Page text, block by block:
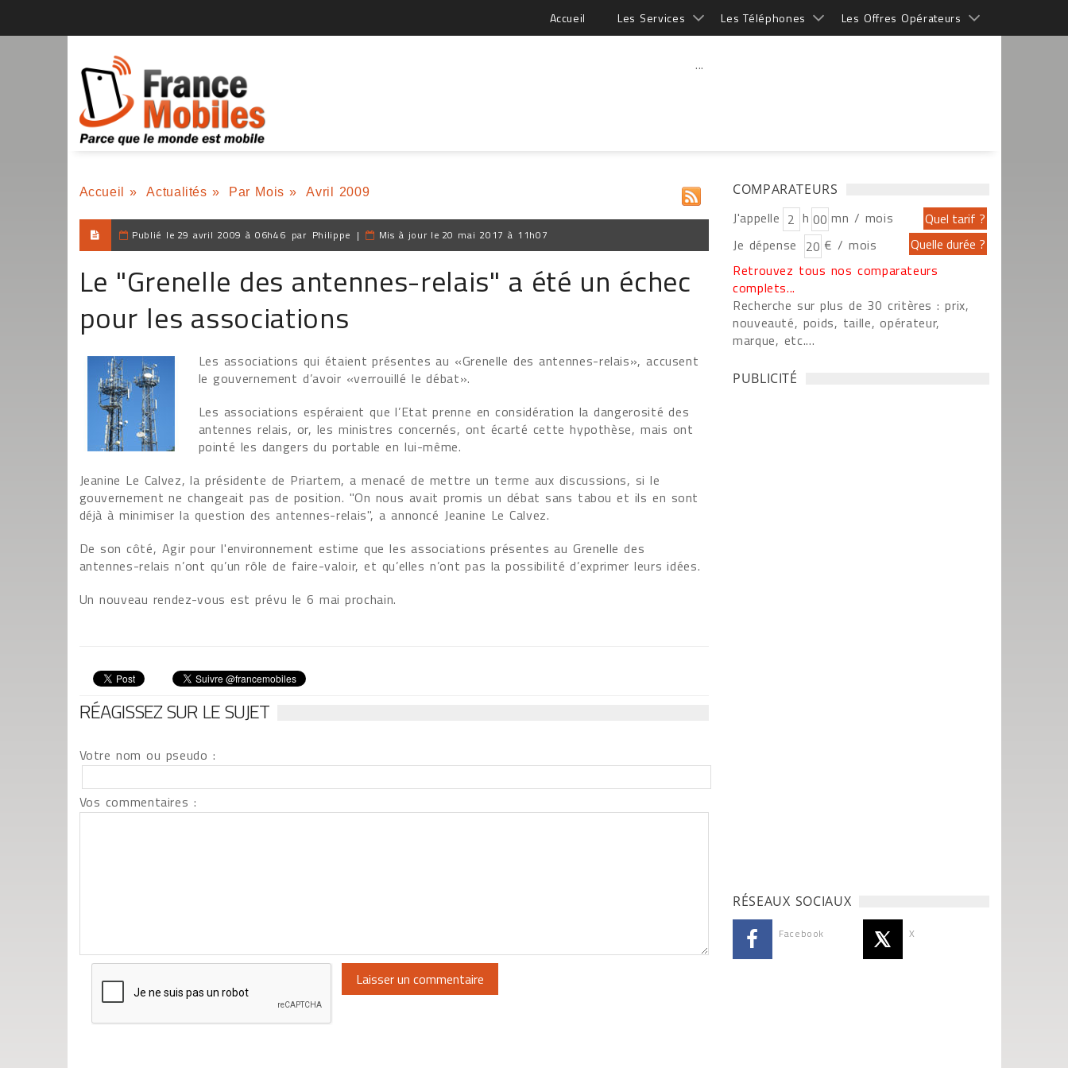
Accueil Les Services Les Téléphones Les Offres Opérateurs
...
Accueil » Actualités » Par Mois » Avril 2009
Publié le 29 avril 2009 à 06h46 par Philippe | Mis à jour le 20 mai 2017 à 11h07
Le "Grenelle des antennes-relais" a été un échec
pour les associations
Les associations qui étaient présentes au «Grenelle des antennes-relais», accusent
le gouvernement d’avoir «verrouillé le débat».
Les associations espéraient que l’Etat prenne en considération la dangerosité des
antennes relais, or, les ministres concernés, ont écarté cette hypothèse, mais ont
pointé les dangers du portable en lui-même.
Jeanine Le Calvez, la présidente de Priartem, a menacé de mettre un terme aux discussions, si le
gouvernement ne changeait pas de position. "On nous avait promis un débat sans tabou et ils en sont
déjà à minimiser la question des antennes-relais", a annoncé Jeanine Le Calvez.
De son côté, Agir pour l'environnement estime que les associations présentes au Grenelle des
antennes-relais n’ont qu’un rôle de faire-valoir, et qu’elles n’ont pas la possibilité d’exprimer leurs idées.
Un nouveau rendez-vous est prévu le 6 mai prochain.
RÉAGISSEZ SUR LE SUJET
Votre nom ou pseudo :
Vos commentaires :
COMPARATEURS
J'appelle h
mn / mois
Je dépense
€ / mois
Retrouvez tous nos comparateurs
complets...
Recherche sur plus de 30 critères : prix,
nouveauté, poids, taille, opérateur,
marque, etc....
PUBLICITÉ
RÉSEAUX SOCIAUX
Facebook X